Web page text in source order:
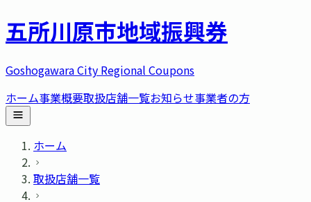
五所川原市地域振興券
Goshogawara City Regional Coupons
ホーム事業概要取扱店舗一覧お知らせ事業者の方
ホーム
取扱店舗一覧